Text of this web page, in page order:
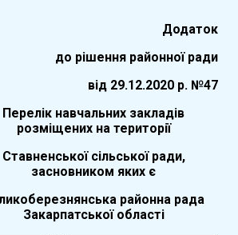
Додаток
до рішення районної ради
вiд 29.12.2020 р. №47
Перелік навчальних закладів
розміщених на території
Ставненської сільської ради,
засновником яких є
районна рада
Закарпатської області